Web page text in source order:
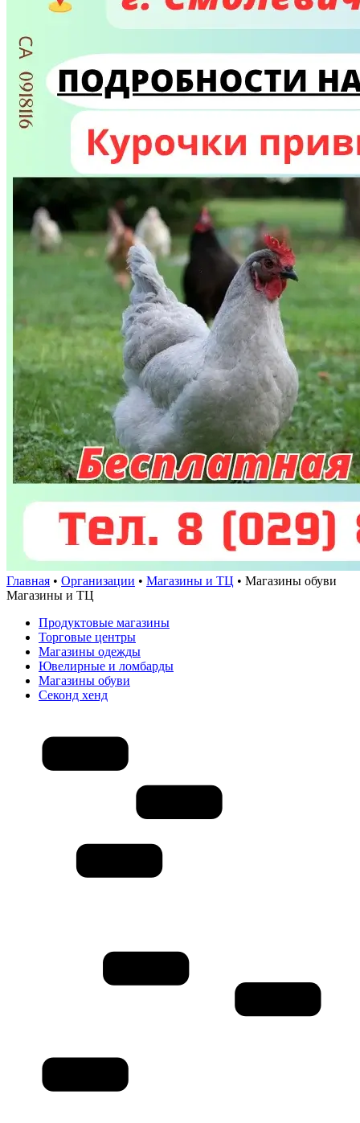
Главная • Организации • Магазины и ТЦ • Магазины обуви
Магазины и ТЦ
Продуктовые магазины
Торговые центры
Магазины одежды
Ювелирные и ломбарды
Магазины обуви
Cеконд хенд